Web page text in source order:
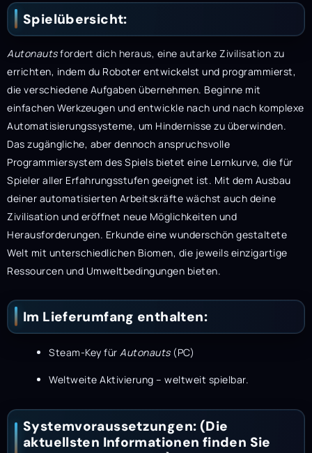
Spielübersicht:
Autonautsfordert dich heraus, eine autarke Zivilisation zu
errichten, indem du Roboter entwickelst und programmierst,
die verschiedene Aufgaben übernehmen. Beginne mit
einfachen Werkzeugen und entwickle nach und nach komplexe
Automatisierungssysteme, um Hindernisse zu überwinden.
Das zugängliche, aber dennoch anspruchsvolle
Programmiersystem des Spiels bietet eine Lernkurve, die für
Spieler aller Erfahrungsstufen geeignet ist. Mit dem Ausbau
deiner automatisierten Arbeitskräfte wächst auch deine
Zivilisation und eröffnet neue Möglichkeiten und
Herausforderungen. Erkunde eine wunderschön gestaltete
Welt mit unterschiedlichen Biomen, die jeweils einzigartige
Ressourcen und Umweltbedingungen bieten.
Im Lieferumfang enthalten:
Steam-Key für Autonauts(PC)
Weltweite Aktivierung – weltweit spielbar.
Systemvoraussetzungen: (Die
aktuellsten Informationen finden Sie